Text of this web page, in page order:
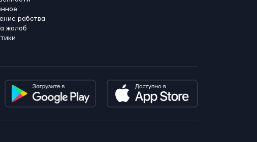
рабства
жалоб